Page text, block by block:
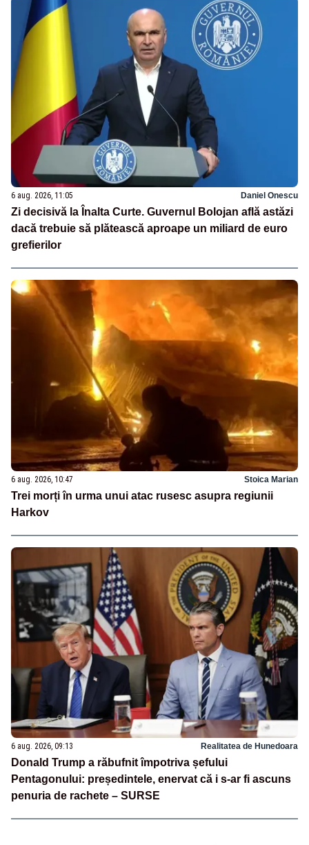
6 aug. 2026, 11:05 Daniel Onescu
Zi decisivă la Înalta Curte. Guvernul Bolojan află astăzi
dacă trebuie să plătească aproape un miliard de euro
grefierilor
6 aug. 2026, 10:47 Stoica Marian
Trei morți în urma unui atac rusesc asupra regiunii
Harkov
6 aug. 2026, 09:13 Realitatea de Hunedoara
Donald Trump a răbufnit împotriva șefului
Pentagonului: președintele, enervat că i s-ar fi ascuns
penuria de rachete – SURSE